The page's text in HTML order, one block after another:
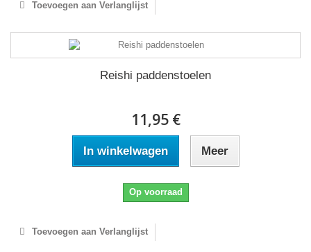
Toevoegen aan Verlanglijst
Reishi paddenstoelen
11,95 €
In winkelwagen Meer
Op voorraad
Toevoegen aan Verlanglijst